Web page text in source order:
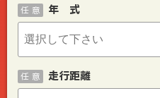
年 式
任 意
走行距離
任 意